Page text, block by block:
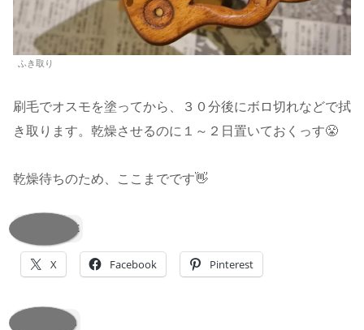
ふき取り
刷毛でオスモを塗ってから、３０分後にボロ切れなどで拭
き取ります。乾燥させるのに１～２日置いておくっす😤
乾燥待ちのため、ここまでです👋
SHARE
X Facebook Pinterest
いいね: